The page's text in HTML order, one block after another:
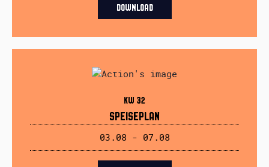
DOWNLOAD
KW 32
SPEISEPLAN
03.08 - 07.08